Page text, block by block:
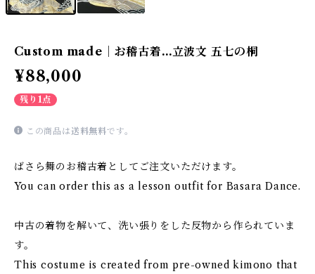
Custom made｜お稽古着…立波文 五七の桐
¥88,000
残り1点
この商品は送料無料です。
ばさら舞のお稽古着としてご注文いただけます。
You can order this as a lesson outfit for Basara Dance.
中古の着物を解いて、洗い張りをした反物から作られていま
す。
This costume is created from pre-owned kimono that